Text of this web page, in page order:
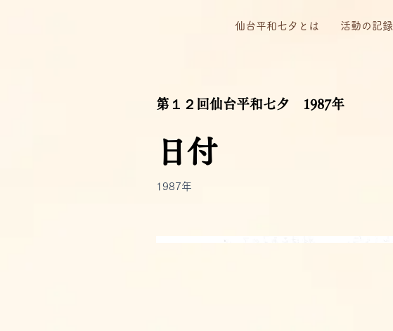
仙台平和七夕とは 活動の記録
第１２回仙台平和七夕 1987年
日付
1987年